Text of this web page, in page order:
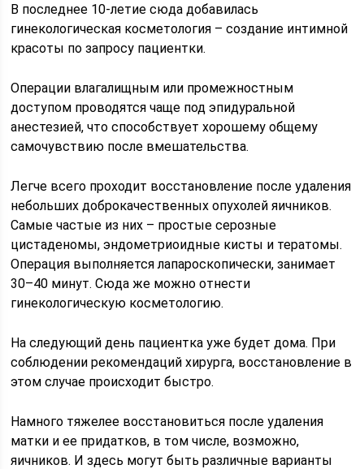
В последнее 10-летие сюда добавилась
гинекологическая косметология – создание интимной
красоты по запросу пациентки.
Операции влагалищным или промежностным
доступом проводятся чаще под эпидуральной
анестезией, что способствует хорошему общему
самочувствию после вмешательства.
Легче всего проходит восстановление после удаления
небольших доброкачественных опухолей яичников.
Самые частые из них – простые серозные
цистаденомы, эндометриоидные кисты и тератомы.
Операция выполняется лапароскопически, занимает
30–40 минут. Сюда же можно отнести
гинекологическую косметологию.
На следующий день пациентка уже будет дома. При
соблюдении рекомендаций хирурга, восстановление в
этом случае происходит быстро.
Намного тяжелее восстановиться после удаления
матки и ее придатков, в том числе, возможно,
яичников. И здесь могут быть различные варианты